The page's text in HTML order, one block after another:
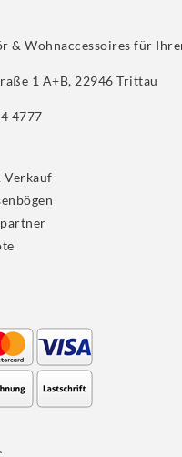
& Wohnaccessoires für
1 A+B, 22946 Trittau
4777
Verkauf